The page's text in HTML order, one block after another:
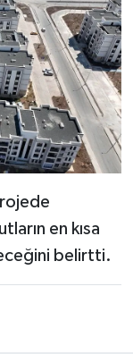
en kısa
belirtti.